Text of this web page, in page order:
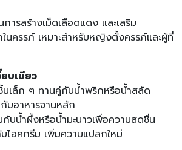
ารสร้างเม็ดเลือดแดง และเสริม
ครรภ์ เหมาะสำหรับหญิงตั้งครรภ์และผู้ที่
บเขียว
เล็ก ๆ ทานคู่กับน้ำพริกหรือน้ำสลัด
บอาหารจานหลัก
บน้ำผึ้งหรือน้ำมะนาวเพื่อความสดชื่น
ไอศกรีม เพิ่มความแปลกใหม่